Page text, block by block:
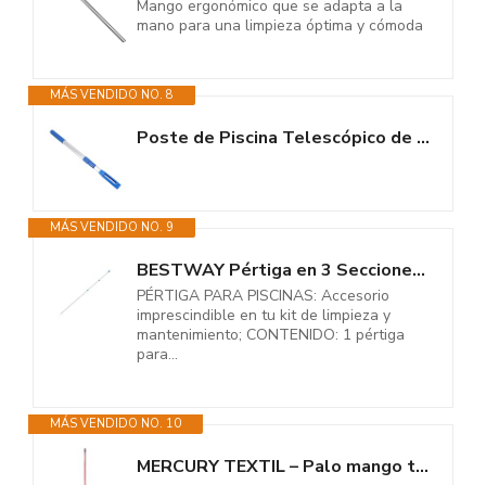
Mango ergonómico que se adapta a la
mano para una limpieza óptima y cómoda
MÁS VENDIDO NO. 8
Poste de Piscina Telescópico de Aluminio Profesional, Poste Telescópico...
MÁS VENDIDO NO. 9
BESTWAY Pértiga en 3 Secciones 360 cm para Limpieza y Mantenimiento de...
PÉRTIGA PARA PISCINAS: Accesorio
imprescindible en tu kit de limpieza y
mantenimiento; CONTENIDO: 1 pértiga
para...
MÁS VENDIDO NO. 10
MERCURY TEXTIL – Palo mango telescópico, extensible de 160cm hasta...